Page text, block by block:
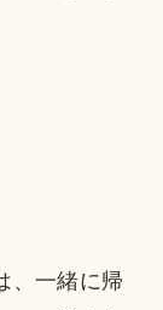
、一緒に帰